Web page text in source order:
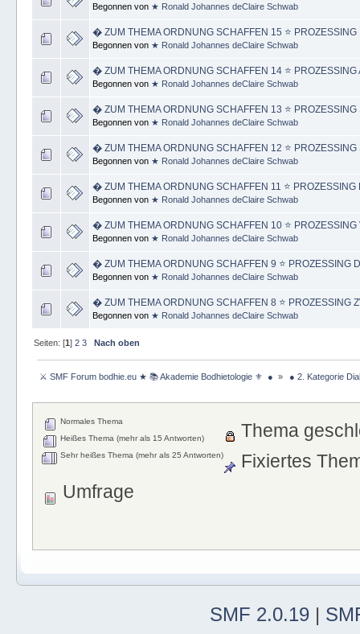
Begonnen von ★ Ronald Johannes deClaire Schwab
� ZUM THEMA ORDNUNG SCHAFFEN 15 ⭐️ PROZESSING
Begonnen von ★ Ronald Johannes deClaire Schwab
� ZUM THEMA ORDNUNG SCHAFFEN 14 ⭐️ PROZESSING
Begonnen von ★ Ronald Johannes deClaire Schwab
� ZUM THEMA ORDNUNG SCHAFFEN 13 ⭐️ PROZESSING
Begonnen von ★ Ronald Johannes deClaire Schwab
� ZUM THEMA ORDNUNG SCHAFFEN 12 ⭐️ PROZESSING
Begonnen von ★ Ronald Johannes deClaire Schwab
� ZUM THEMA ORDNUNG SCHAFFEN 11 ⭐️ PROZESSING
Begonnen von ★ Ronald Johannes deClaire Schwab
� ZUM THEMA ORDNUNG SCHAFFEN 10 ⭐️ PROZESSING
Begonnen von ★ Ronald Johannes deClaire Schwab
� ZUM THEMA ORDNUNG SCHAFFEN 9 ⭐️ PROZESSING
Begonnen von ★ Ronald Johannes deClaire Schwab
� ZUM THEMA ORDNUNG SCHAFFEN 8 ⭐️ PROZESSING
Begonnen von ★ Ronald Johannes deClaire Schwab
Seiten: [1] 2 3 Nach oben
⚔ SMF Forum bodhie.eu ★ 📚 Akademie Bodhietologie ⚜  ● » ● 2. Kategorie
Normales Thema
Heißes Thema (mehr als 15 Antworten)
Sehr heißes Thema (mehr als 25 Antworten)
Thema
Fixiertes
Umfrage
SMF 2.0.19|